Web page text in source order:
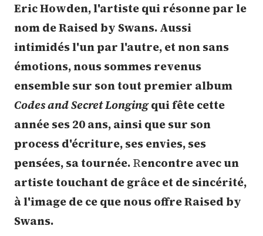
Eric Howden, l'artiste qui résonne par le
nom de Raised by Swans. Aussi
intimidés l'un par l'autre, et non sans
émotions, nous sommes revenus
ensemble sur son tout premier album
Codes and Secret Longingqui fête cette
année ses 20 ans, ainsi que sur son
process d'écriture, ses envies, ses
pensées, sa tournée.Rencontre avec un
artiste touchant de grâce et de sincérité,
à l'image de ce que nous offre Raised by
Swans.